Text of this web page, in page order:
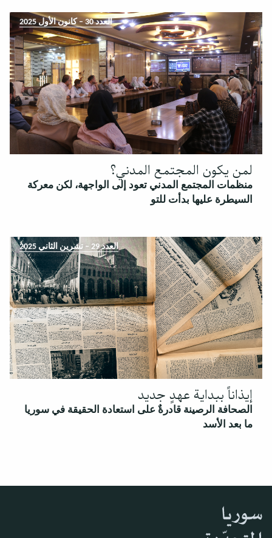
العدد 30 – كانون الأول 2025
لمن يكون المجتمع المدني؟
منظمات المجتمع المدني تعود إلى الواجهة، لكن معركة
السيطرة عليها بدأت للتو
العدد 29 – تشرين الثاني 2025
إيذاناً ببداية عهدٍ جديد
الصحافة الرصينة قادرةٌ على استعادة الحقيقة في سوريا
ما بعد الأسد